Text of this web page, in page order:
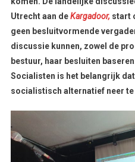
Utrecht aan deKargadoor, start
geen besluitvormende
discussie kunnen, zowel de
bestuur, haar besluiten
Socialisten is het belangrijk
socialistisch alternatief neer te